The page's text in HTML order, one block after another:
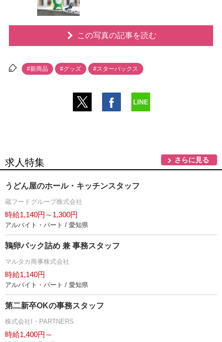
この写真の記事を読む
#新商品 #グッズ #スターバックス
求人特集 さらに見る
うどん屋のホール・キッチンスタッフ
蔵フードグループ株式会社
時給1,140円～1,300円
アルバイト・パート / 愛知県
鶉卵パック詰め 兼 事務スタッフ
マルタカ商事株式会社
時給1,140円
アルバイト・パート / 愛知県
第二新卒OKの事務スタッフ
株式会社I・PARTNERS
時給1,400円～